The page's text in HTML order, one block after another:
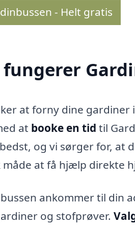
- Helt gratis
fungerer
at forny dine
at booke en tid til
og vi sørger for, at
at få hjælp direkte
ankommer til din
og stofprøver.